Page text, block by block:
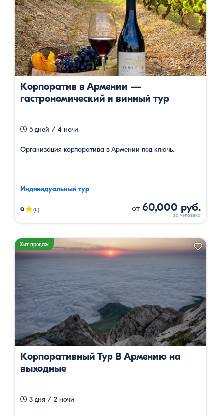
Корпоратив в Армении —
гастрономический и винный тур
5 дней / 4 ночи
Организация корпоратива в Армении под ключь.
Индивидуальный тур
0★(0) от 60,000 руб.
Хит продаж
Корпоративный Тур В Армению на
выходные
3 дня / 2 ночи